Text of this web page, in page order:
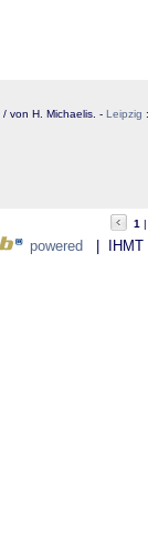
/ von H. Michaelis. - Leipzig
1
powered | IHMT -